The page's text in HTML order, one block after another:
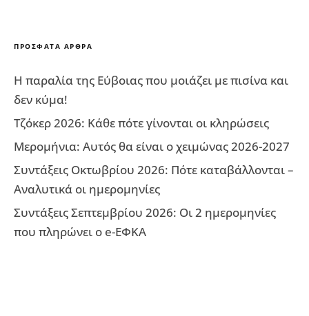
ΠΡΌΣΦΑΤΑ ΆΡΘΡΑ
Η παραλία της Εύβοιας που μοιάζει με πισίνα και
δεν κύμα!
Τζόκερ 2026: Κάθε πότε γίνονται οι κληρώσεις
Μερομήνια: Αυτός θα είναι ο χειμώνας 2026-2027
Συντάξεις Οκτωβρίου 2026: Πότε καταβάλλονται –
Αναλυτικά οι ημερομηνίες
Συντάξεις Σεπτεμβρίου 2026: Οι 2 ημερομηνίες
που πληρώνει ο e-ΕΦΚΑ